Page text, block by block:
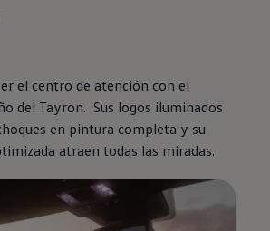
el centro de atención con el
del Tayron. Sus logos iluminados
en pintura completa y su
atraen todas las miradas.